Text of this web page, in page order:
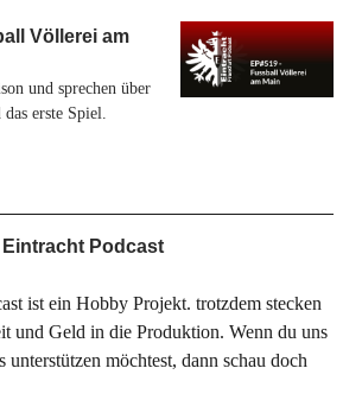
Völlerei am
und sprechen über
erste Spiel.
Podcast
ist ein Hobby Projekt. trotzdem stecken
und Geld in die Produktion. Wenn du uns
unterstützen möchtest, dann schau doch